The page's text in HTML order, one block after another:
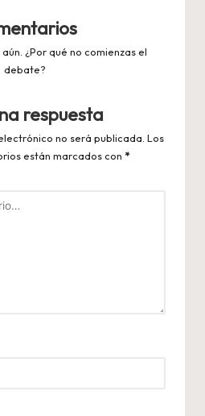
¿Por qué no comienzas el
debate?
respuesta
no será publicada. Los
están marcados con *